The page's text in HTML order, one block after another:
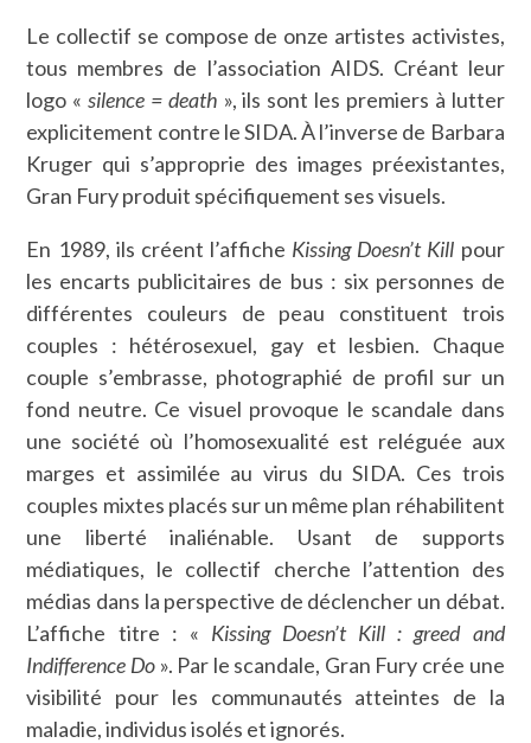
Le collectif se compose de onze artistes activistes,
tous membres de l’association AIDS. Créant leur
logo «silence = death », ils sont les premiers à lutter
explicitement contre le SIDA. À l’inverse de Barbara
Kruger qui s’approprie des images préexistantes,
Gran Fury produit spécifiquement ses visuels.
En 1989, ils créent l’affiche Kissing Doesn’t Kill pour
les encarts publicitaires de bus : six personnes de
différentes couleurs de peau constituent trois
couples : hétérosexuel, gay et lesbien. Chaque
couple s’embrasse, photographié de profil sur un
fond neutre. Ce visuel provoque le scandale dans
une société où l’homosexualité est reléguée aux
marges et assimilée au virus du SIDA. Ces trois
couples mixtes placés sur un même plan réhabilitent
une liberté inaliénable. Usant de supports
médiatiques, le collectif cherche l’attention des
médias dans la perspective de déclencher un débat.
L’affiche titre : « Kissing Doesn’t Kill : greed and
Indifference Do». Par le scandale, Gran Fury crée une
visibilité pour les communautés atteintes de la
maladie, individus isolés et ignorés.